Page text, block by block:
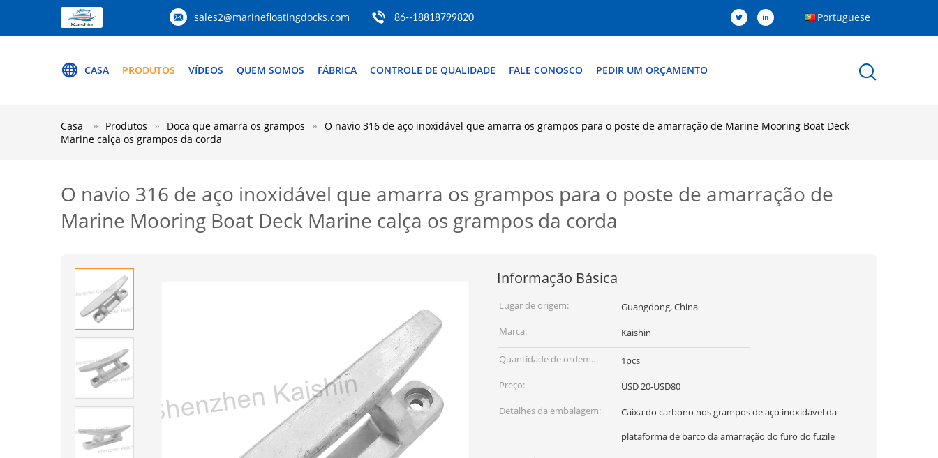
sales2@marinefloatingdocks.com 86--18818799820 Portuguese
CASA PRODUTOS VÍDEOS QUEM SOMOS FÁBRICA CONTROLE DE QUALIDADE FALE CONOSCO PEDIR UM ORÇAMENTO
Casa Produtos Doca que amarra os grampos
O navio 316 de aço inoxidável que amarra os grampos para o poste de amarração de Marine Mooring Boat Deck
Marine calça os grampos da corda
O navio 316 de aço inoxidável que amarra os grampos para o poste de amarração de
Marine Mooring Boat Deck Marine calça os grampos da corda
Informação Básica
Lugar de origem:
Guangdong, China
Marca:
Kaishin
Quantidade de ordem
mínima:
1pcs
Preço:
USD 20-USD80
Detalhes da embalagem:
Caixa do carbono nos grampos de aço inoxidável da
plataforma de barco da amarração do furo do fuzile